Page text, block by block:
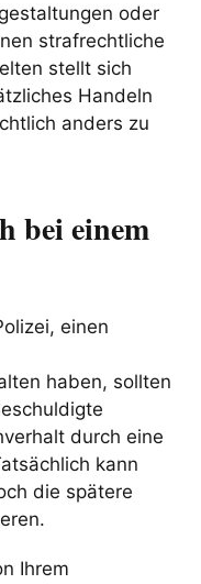
oder
strafrechtliche
stellt sich
Handeln
anders zu
bei einem
einen
haben, sollten
durch eine
kann
die spätere
Ihrem